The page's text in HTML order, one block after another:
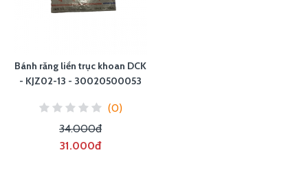
Bánh răng liền trục khoan DCK
- KJZ02-13 - 30020500053
(0)
34.000đ
31.000đ